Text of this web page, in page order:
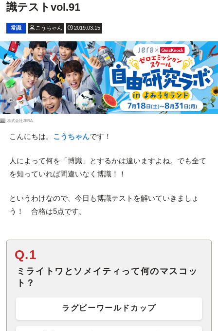
識テストvol.91
常識 こうちゃん 2019.03.15
PR 株式会社JERA
こんにちは。 こうちゃんです！
人によって何を「博識」とするかは違いますよね。でも全て
を知っていれば間違いなく博識！！
というわけなので、今日も博識テストを解いていきましょ
う！ 合格は5点です。
Q.1
ミライトワとソメイティって何のマスコッ
ト？
ラグビーワールドカップ